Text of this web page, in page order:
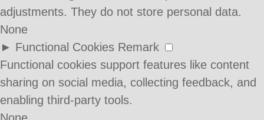
adjustments. They do not store personal data.
None
► Functional Cookies Remark
Functional cookies support features like content
sharing on social media, collecting feedback, and
enabling third-party tools.